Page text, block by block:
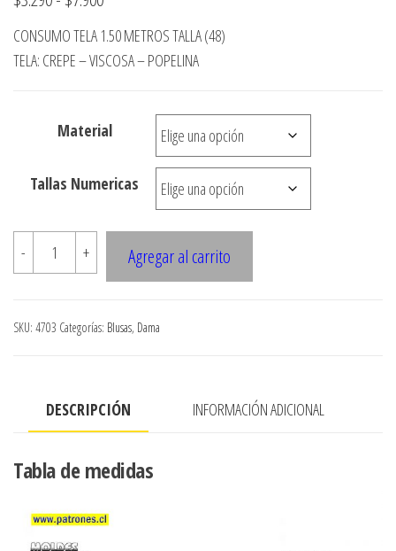
de
precios:
hasta
$7.900
CONSUMO TELA 1.50 METROS TALLA (48)
TELA: CREPE – VISCOSA – POPELINA
Material
Tallas Numericas
-
4703
Blusa
amarra
corta
cantidad
+ Agregar al carrito
SKU: 4703 Categorías: Blusas, Dama
DESCRIPCIÓN INFORMACIÓN ADICIONAL
Tabla de medidas